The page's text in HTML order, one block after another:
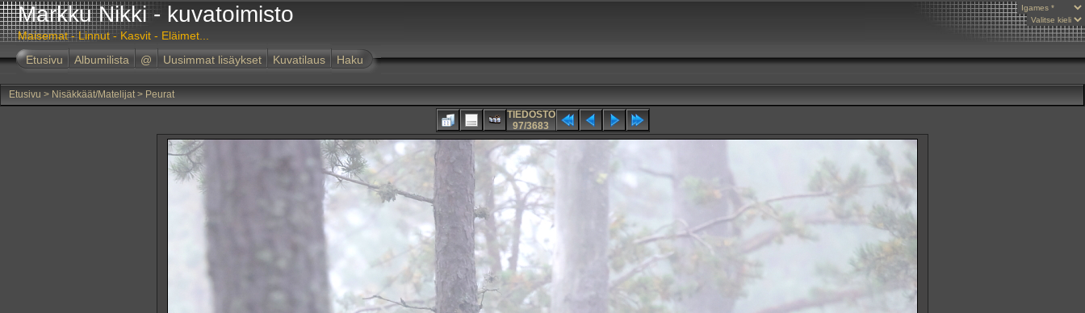
Markku Nikki - kuvatoimisto
Maisemat - Linnut - Kasvit - Eläimet...
Etusivu
Albumilista @ Uusimmat lisäykset Kuvatilaus Haku
Etusivu > Nisäkkäät/Matelijat> Peurat
TIEDOSTO
97/3683